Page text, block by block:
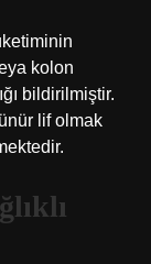
kolon
bildirilmiştir.
lif olmak